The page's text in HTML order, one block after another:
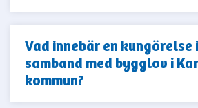
Vad innebär en kungörelse i
samband med bygglov i
kommun?